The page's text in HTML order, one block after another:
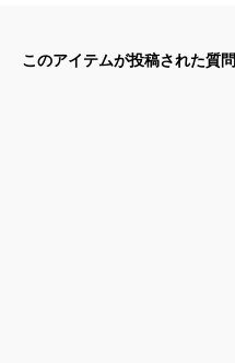
このアイテムが投稿された質問